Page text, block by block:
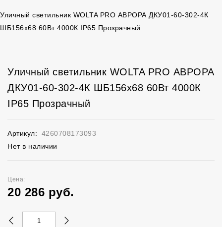
Уличный светильник WOLTA PRO АВРОРА ДКУ01-60-302-4К
ШБ156х68 60Вт 4000К IP65 Прозрачный
Уличный светильник WOLTA PRO АВРОРА
ДКУ01-60-302-4К ШБ156х68 60Вт 4000К
IP65 Прозрачный
Артикул:
4260708173093
Нет в наличии
Цена:
20 286 руб.